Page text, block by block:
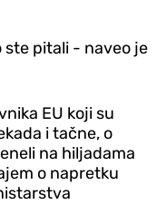
ste pitali - naveo je
EU koji su
i tačne, o
na hiljadama
o napretku